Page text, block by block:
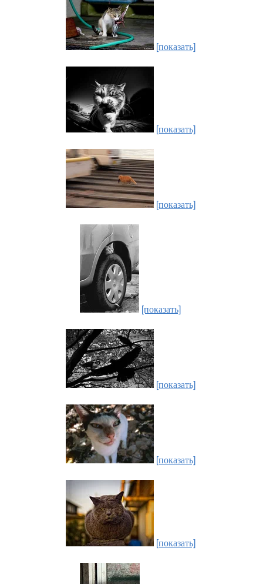
[показать]
[показать]
[показать]
[показать]
[показать]
[показать]
[показать]